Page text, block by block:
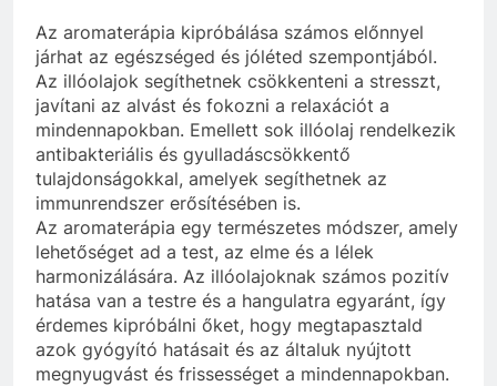
Az aromaterápia kipróbálása számos előnnyel
járhat az egészséged és jóléted szempontjából.
Az illóolajok segíthetnek csökkenteni a stresszt,
javítani az alvást és fokozni a relaxációt a
mindennapokban. Emellett sok illóolaj rendelkezik
antibakteriális és gyulladáscsökkentő
tulajdonságokkal, amelyek segíthetnek az
immunrendszer erősítésében is.
Az aromaterápia egy természetes módszer, amely
lehetőséget ad a test, az elme és a lélek
harmonizálására. Az illóolajoknak számos pozitív
hatása van a testre és a hangulatra egyaránt, így
érdemes kipróbálni őket, hogy megtapasztald
azok gyógyító hatásait és az általuk nyújtott
megnyugvást és frissességet a mindennapokban.